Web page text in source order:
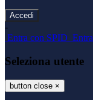
-
Entra con SPID
Seleziona utente
button close ×